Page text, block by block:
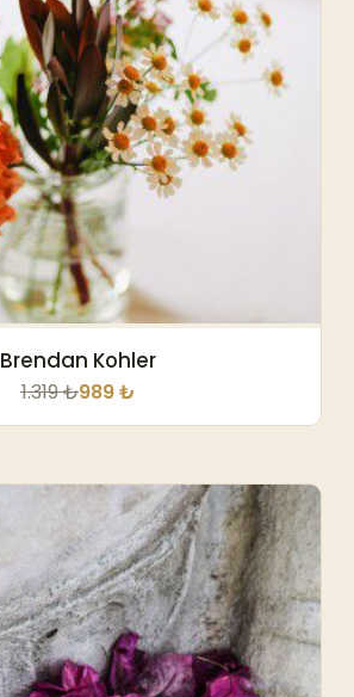
Brendan Kohler
1.319 ₺989 ₺